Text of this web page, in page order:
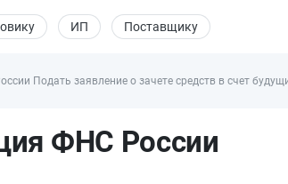
ИП Поставщику
Подать заявление о зачете средств в счет
ФНС России